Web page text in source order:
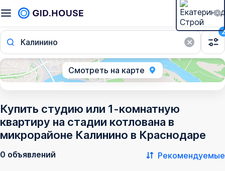
Калинино
2
Смотреть на карте
Купить студию или 1-комнатную
квартиру на стадии котлована в
микрорайоне Калинино в Краснодаре
0 объявлений Рекомендуемые